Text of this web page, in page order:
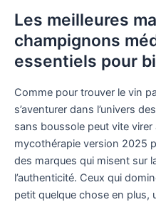
Les meilleures
champignons
essentiels pour
Comme pour trouver le vin
s’aventurer dans l’univers
sans boussole peut vite virer
mycothérapie version 2025
des marques qui misent sur
l’authenticité. Ceux qui
petit quelque chose en plus,